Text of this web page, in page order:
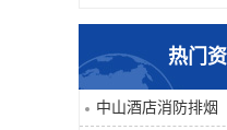
工业除尘净化
热门
中山酒店消防排烟